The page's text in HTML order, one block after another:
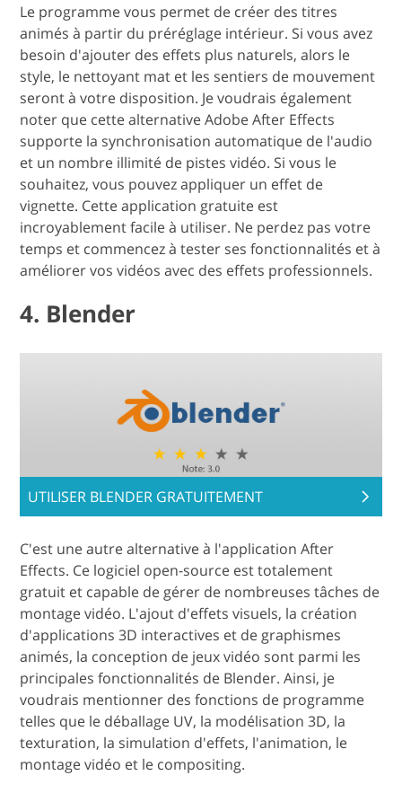
Le programme vous permet de créer des titres
animés à partir du préréglage intérieur. Si vous avez
besoin d'ajouter des effets plus naturels, alors le
style, le nettoyant mat et les sentiers de mouvement
seront à votre disposition. Je voudrais également
noter que cette alternative Adobe After Effects
supporte la synchronisation automatique de l'audio
et un nombre illimité de pistes vidéo. Si vous le
souhaitez, vous pouvez appliquer un effet de
vignette. Cette application gratuite est
incroyablement facile à utiliser. Ne perdez pas votre
temps et commencez à tester ses fonctionnalités et à
améliorer vos vidéos avec des effets professionnels.
4. Blender
UTILISER BLENDER GRATUITEMENT
C'est une autre alternative à l'application After
Effects. Ce logiciel open-source est totalement
gratuit et capable de gérer de nombreuses tâches de
montage vidéo. L'ajout d'effets visuels, la création
d'applications 3D interactives et de graphismes
animés, la conception de jeux vidéo sont parmi les
principales fonctionnalités de Blender. Ainsi, je
voudrais mentionner des fonctions de programme
telles que le déballage UV, la modélisation 3D, la
texturation, la simulation d'effets, l'animation, le
montage vidéo et le compositing.